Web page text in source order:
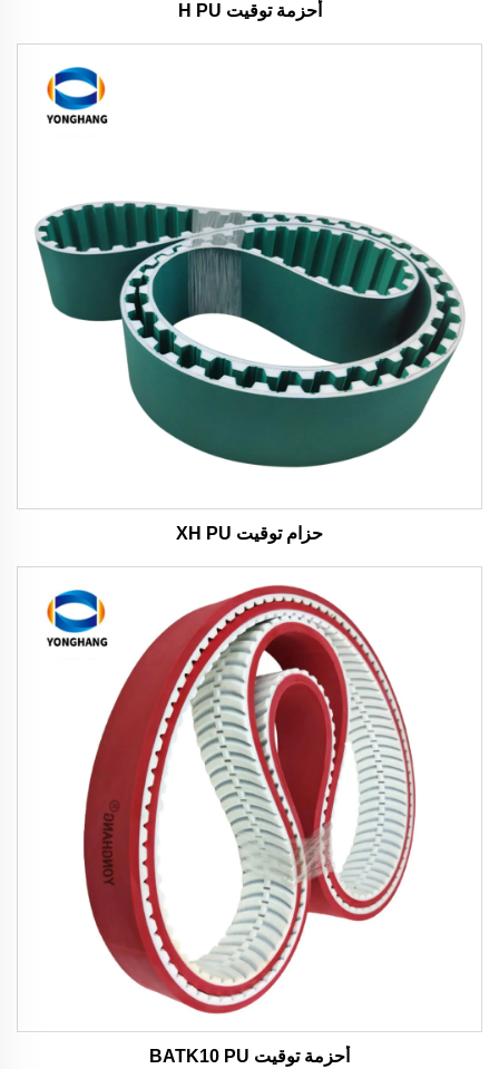
أحزمة توقيت H PU
حزام توقيت XH PU
أحزمة توقيت BATK10 PU